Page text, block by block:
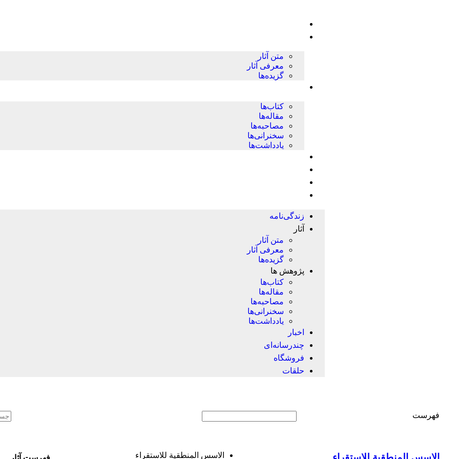
متن آثار
معرفی آثار
گزیده‌ها
کتاب‌ها
مقاله‌ها
مصاحبه‌ها
سخنرانی‌ها
یادداشت‌ها
زندگی‌نامه
آثار
متن آثار
معرفی آثار
گزیده‌ها
پژوهش ها
کتاب‌ها
مقاله‌ها
مصاحبه‌ها
سخنرانی‌ها
یادداشت‌ها
اخبار
چندرسانه‌ای
فروشگاه
حلقات
فهرست
الاسس المنطقية للاستقراء